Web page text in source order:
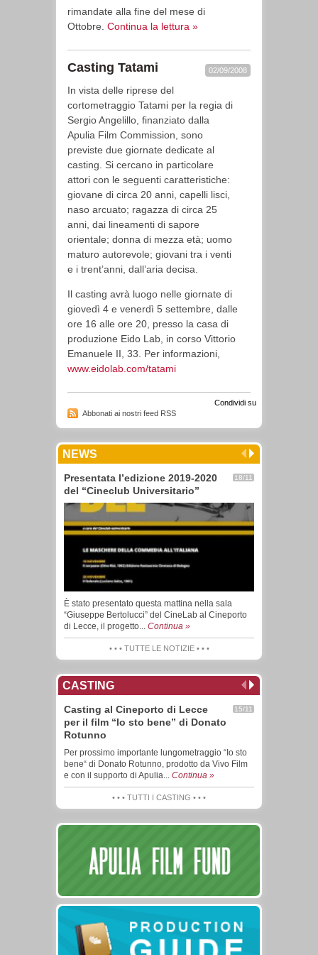
rimandate alla fine del mese di
Ottobre. Continua la lettura »
02/09/2008
Casting Tatami
In vista delle riprese del
cortometraggio Tatami per la regia di
Sergio Angelillo, finanziato dalla
Apulia Film Commission, sono
previste due giornate dedicate al
casting. Si cercano in particolare
attori con le seguenti caratteristiche:
giovane di circa 20 anni, capelli lisci,
naso arcuato; ragazza di circa 25
anni, dai lineamenti di sapore
orientale; donna di mezza età; uomo
maturo autorevole; giovani tra i venti
e i trent’anni, dall’aria decisa.
Il casting avrà luogo nelle giornate di
giovedì 4 e venerdì 5 settembre, dalle
ore 16 alle ore 20, presso la casa di
produzione Eido Lab, in corso Vittorio
Emanuele II, 33. Per informazioni,
www.eidolab.com/tatami
Condividi su
Abbonati ai nostri feed RSS
NEWS
18/11
Presentata l’edizione 2019-2020
del “Cineclub Universitario”
È stato presentato questa mattina nella sala
“Giuseppe Bertolucci” del CineLab al Cineporto
di Lecce, il progetto... Continua »
• • • TUTTE LE NOTIZIE • • •
CASTING
15/11
Casting al Cineporto di Lecce
per il film “Io sto bene” di Donato
Rotunno
Per prossimo importante lungometraggio “Io sto
bene“ di Donato Rotunno, prodotto da Vivo Film
e con il supporto di Apulia... Continua »
• • • TUTTI I CASTING • • •